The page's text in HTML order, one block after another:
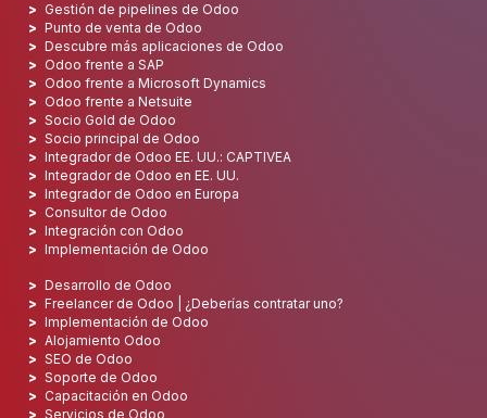
Gestión de pipelines de Odoo
Punto de venta de Odoo
Descubre más aplicaciones de Odoo
Odoo frente a SAP
Odoo frente a Microsoft Dynamics
Odoo frente a Netsuite
Socio Gold de Odoo
Socio principal de Odoo
Integrador de Odoo EE. UU.: CAPTIVEA
Integrador de Odoo en EE. UU.
Integrador de Odoo en Europa
Consultor de Odoo
Integración con Odoo
Implementación de Odoo
Desarrollo de Odoo
Freelancer de Odoo | ¿Deberías contratar uno?
Implementación de Odoo
Alojamiento Odoo
SEO de Odoo
Soporte de Odoo
Capacitación en Odoo
Servicios de Odoo